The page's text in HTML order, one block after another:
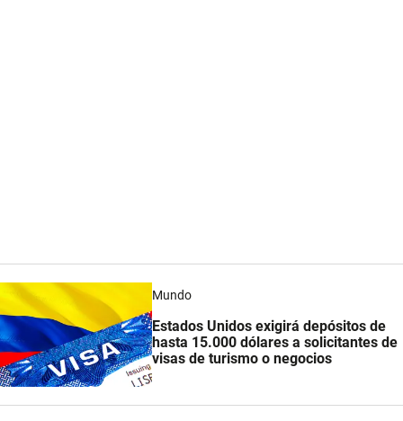
Mundo
Estados Unidos exigirá depósitos de
hasta 15.000 dólares a solicitantes de
visas de turismo o negocios